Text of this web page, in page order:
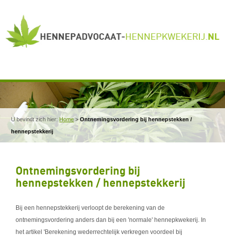
U bevindt zich hier: Home>Ontnemingsvordering bij hennepstekken /
hennepstekkerij
Ontnemingsvordering bij
hennepstekken / hennepstekkerij
Bij een hennepstekkerij verloopt de berekening van de
ontnemingsvordering anders dan bij een 'normale' hennepkwekerij. In
het artikel 'Berekening wederrechtelijk verkregen voordeel bij